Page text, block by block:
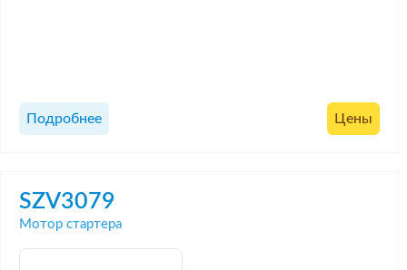
Подробнее Цены
SZV3079
Мотор стартера